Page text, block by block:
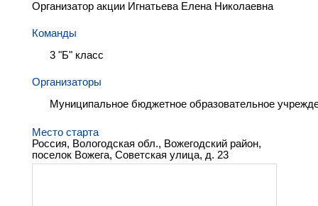
Организатор акции Игнатьева Елена Николаевна
Команды
3 "Б" класс
Организаторы
Муниципальное бюджетное образовательное
Место старта
Россия, Вологодская обл., Вожегодский район,
поселок Вожега, Советская улица, д. 23